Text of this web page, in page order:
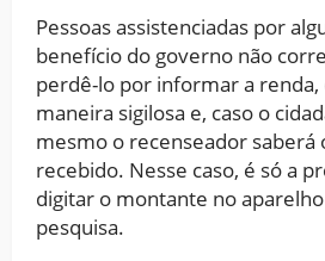
Pessoas assistenciadas por
benefício do governo não
perdê-lo por informar a
maneira sigilosa e, caso o
mesmo o recenseador saberá
recebido. Nesse caso, é só a
digitar o montante no
pesquisa.